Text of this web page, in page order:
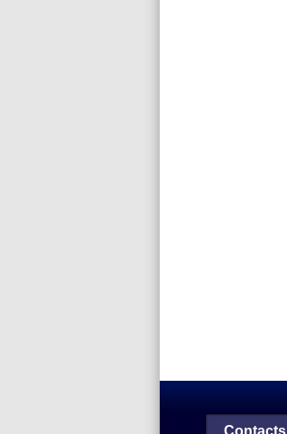
Contacts